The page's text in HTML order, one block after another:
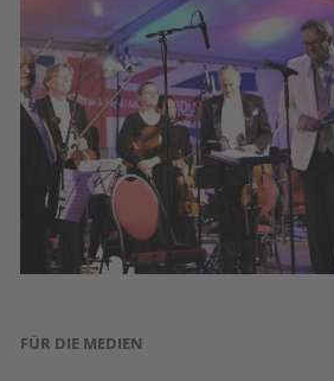
FÜR DIE MEDIEN